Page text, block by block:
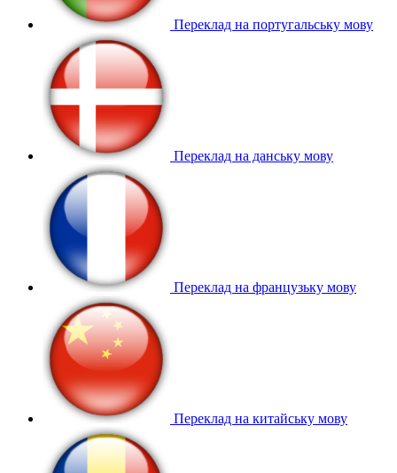
Переклад на португальську мову
Переклад на данську мову
Переклад на французьку мову
Переклад на китайську мову